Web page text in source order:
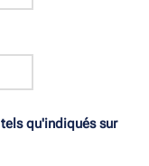
tels qu'indiqués sur